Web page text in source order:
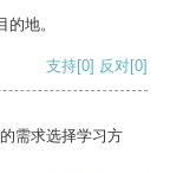
地。
支持[0] 反对[0]
需求选择学习方